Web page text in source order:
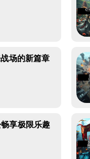
场的新篇章
享极限乐趣